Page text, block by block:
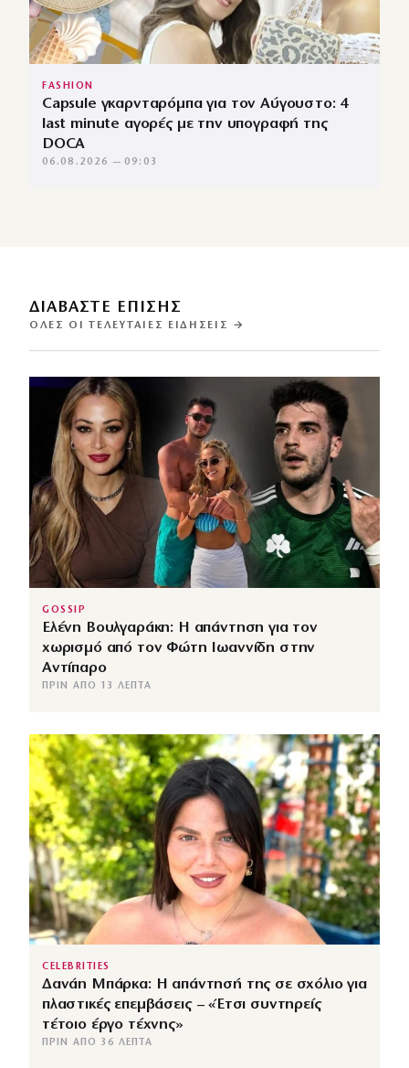
FASHION
Capsule γκαρνταρόμπα για τον Αύγουστο: 4
last minute αγορές με την υπογραφή της
DOCA
06.08.2026 — 09:03
ΔΙΑΒΑΣΤΕ ΕΠΙΣΗΣ
ΌΛΕΣ ΟΙ ΤΕΛΕΥΤΑΊΕΣ ΕΙΔΉΣΕΙΣ →
GOSSIP
Ελένη Βουλγαράκη: Η απάντηση για τον
χωρισμό από τον Φώτη Ιωαννίδη στην
Αντίπαρο
ΠΡΙΝ ΑΠΌ 13 ΛΕΠΤΆ
CELEBRITIES
Δανάη Μπάρκα: Η απάντησή της σε σχόλιο για
πλαστικές επεμβάσεις – «Έτσι συντηρείς
τέτοιο έργο τέχνης»
ΠΡΙΝ ΑΠΌ 36 ΛΕΠΤΆ